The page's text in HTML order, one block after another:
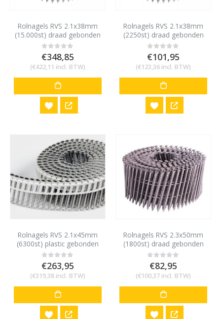
Rolnagels RVS 2.1x38mm
(15.000st) draad gebonden
bolkop vlakke rol
0out of 5
€348,85
(€422,11 incl. BTW)
Rolnagels RVS 2.1x38mm
(2250st) draad gebonden
bolkop vlakke rol
0out of 5
€101,95
(€123,36 incl. BTW)
Rolnagels RVS 2.1x45mm
(6300st) plastic gebonden
bolkop vlakke rol
0out of 5
€263,95
(€319,38 incl. BTW)
Rolnagels RVS 2.3x50mm
(1800st) draad gebonden
bolkop vlakke rol
0out of 5
€82,95
(€100,37 incl. BTW)